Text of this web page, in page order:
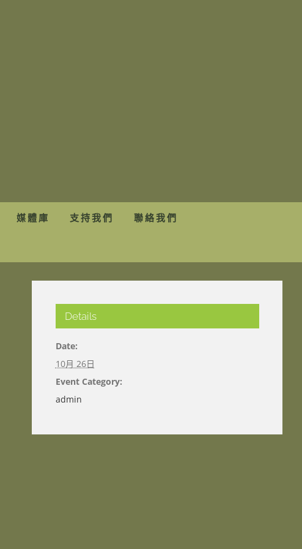
媒體庫 支持我們 聯絡我們
Details
Date:
10月 26日
Event Category:
admin